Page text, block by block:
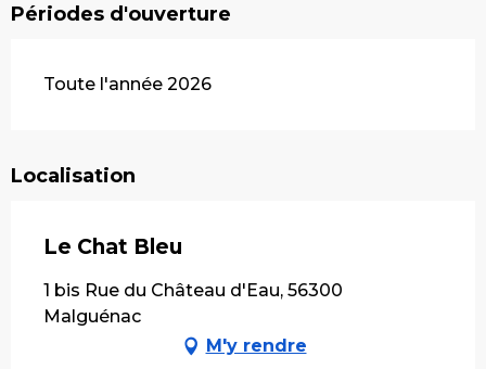
Périodes d'ouverture
Toute l'année 2026
Localisation
Le Chat Bleu
1 bis Rue du Château d'Eau, 56300
Malguénac
M'y rendre